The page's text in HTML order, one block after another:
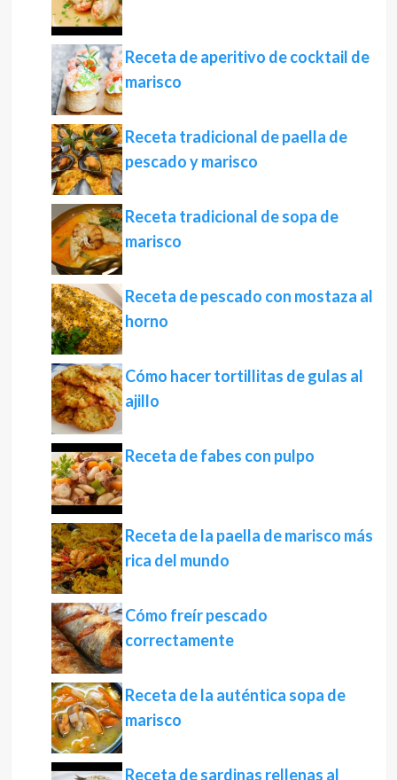
Receta de aperitivo de cocktail de
marisco
Receta tradicional de paella de
pescado y marisco
Receta tradicional de sopa de
marisco
Receta de pescado con mostaza al
horno
Cómo hacer tortillitas de gulas al
ajillo
Receta de fabes con pulpo
Receta de la paella de marisco más
rica del mundo
Cómo freír pescado
correctamente
Receta de la auténtica sopa de
marisco
Receta de sardinas rellenas al